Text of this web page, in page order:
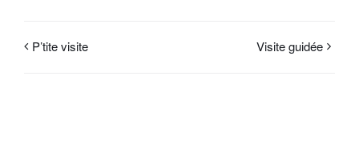
P’tite visite Visite guidée